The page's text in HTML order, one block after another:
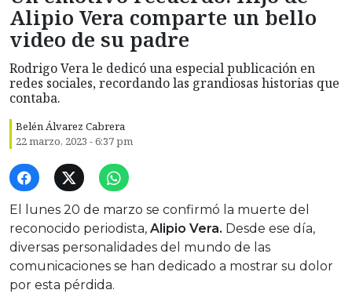
Alipio Vera comparte un bello
video de su padre
Rodrigo Vera le dedicó una especial publicación en
redes sociales, recordando las grandiosas historias que
contaba.
Belén Álvarez Cabrera
22 marzo, 2023 - 6:37 pm
El lunes 20 de marzo se confirmó la muerte del
reconocido periodista, Alipio Vera. Desde ese día,
diversas personalidades del mundo de las
comunicaciones se han dedicado a mostrar su dolor
por esta pérdida.